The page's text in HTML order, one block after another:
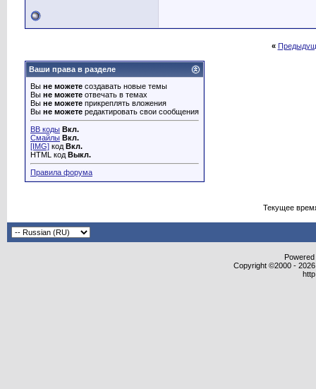
«
Ваши права в разделе
Вы не можете создавать новые темы
Вы не можете отвечать в темах
Вы не можете прикреплять вложения
Вы не можете редактировать свои сообщения
BB коды Вкл.
Смайлы Вкл.
[IMG] код Вкл.
HTML код Выкл.
Правила форума
Текущее
Copyright ©2000 -